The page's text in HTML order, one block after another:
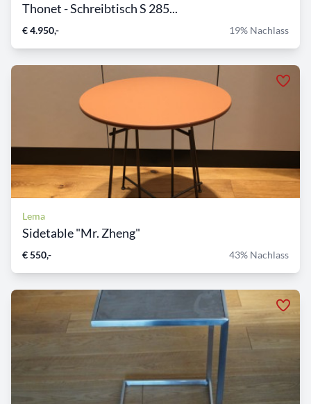
Thonet - Schreibtisch S 285...
€ 4.950,- 19% Nachlass
Lema
Sidetable "Mr. Zheng"
€ 550,- 43% Nachlass